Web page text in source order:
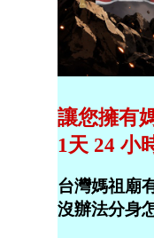
讓您擁有
1天 24 小
台灣媽祖廟
沒辦法分身